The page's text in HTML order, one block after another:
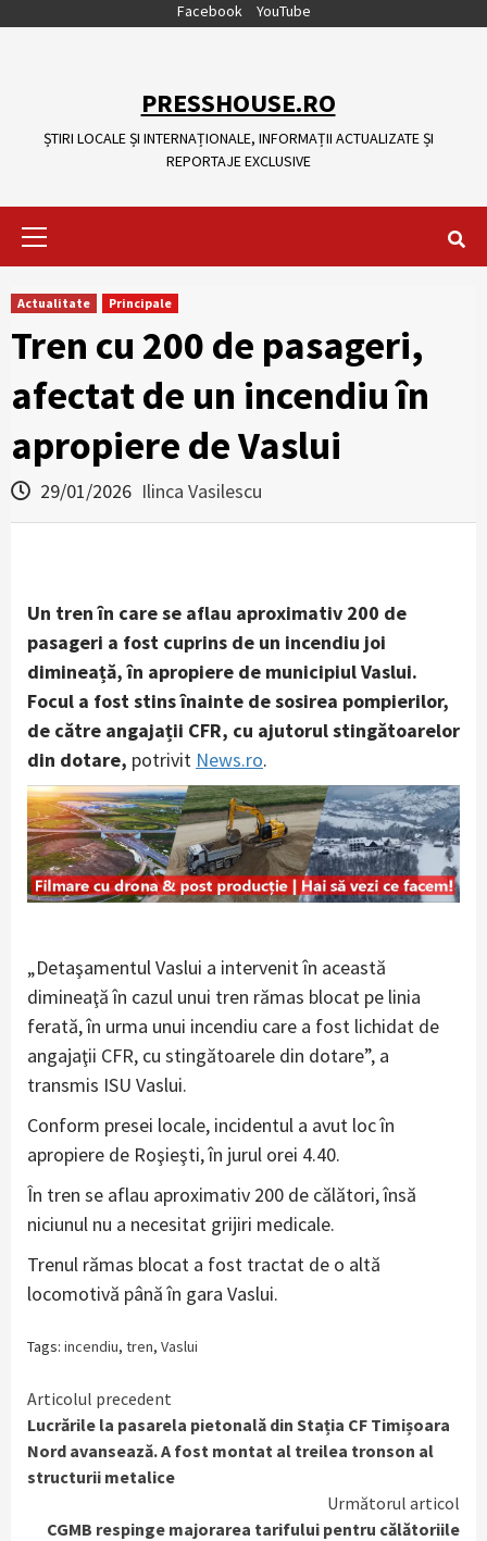
Facebook YouTube
PRESSHOUSE.RO
ȘTIRI LOCALE ȘI INTERNAȚIONALE, INFORMAȚII ACTUALIZATE ȘI
REPORTAJE EXCLUSIVE
Actualitate Principale
Tren cu 200 de pasageri,
afectat de un incendiu în
apropiere de Vaslui
29/01/2026 Ilinca Vasilescu
Un tren în care se aflau aproximativ 200 de
pasageri a fost cuprins de un incendiu joi
dimineață, în apropiere de municipiul Vaslui.
Focul a fost stins înainte de sosirea pompierilor,
de către angajații CFR, cu ajutorul stingătoarelor
din dotare, potrivit News.ro.
„Detaşamentul Vaslui a intervenit în această
dimineaţă în cazul unui tren rămas blocat pe linia
ferată, în urma unui incendiu care a fost lichidat de
angajaţii CFR, cu stingătoarele din dotare”, a
transmis ISU Vaslui.
Conform presei locale, incidentul a avut loc în
apropiere de Roşieşti, în jurul orei 4.40.
În tren se aflau aproximativ 200 de călători, însă
niciunul nu a necesitat grijiri medicale.
Trenul rămas blocat a fost tractat de o altă
locomotivă până în gara Vaslui.
Tags: incendiu, tren, Vaslui
Continue
Reading
Articolul precedent
Lucrările la pasarela pietonală din Stația CF Timișoara
Nord avansează. A fost montat al treilea tronson al
structurii metalice
Următorul articol
CGMB respinge majorarea tarifului pentru călătoriile